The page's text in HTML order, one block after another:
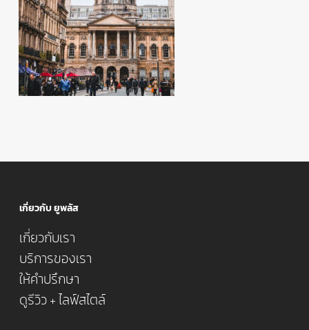
เกี่ยวกับ ยูพลัส
เกี่ยวกับเรา
บริการของเรา
ให้คำปรึกษา
ดูรีวิว + ไลฟ์สไตล์